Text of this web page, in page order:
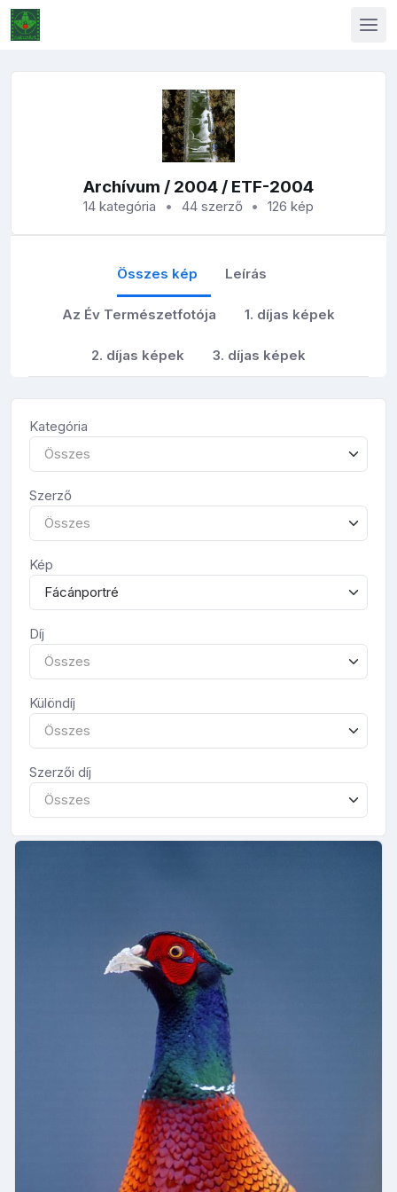
Archívum / 2004 / ETF-2004
14 kategória 44 szerző 126 kép
Összes kép Leírás
Az Év Természetfotója 1. díjas képek
2. díjas képek 3. díjas képek
Kategória
Összes
Szerző
Összes
Kép
Fácánportré
Díj
Összes
Különdíj
Összes
Szerzői díj
Összes